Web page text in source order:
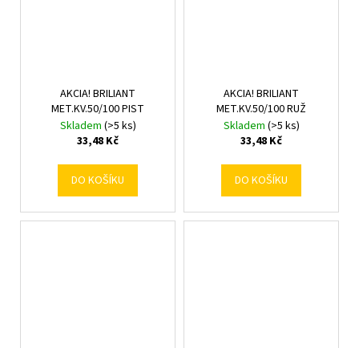
AKCIA! BRILIANT
MET.KV.50/100 PIST
Skladem (>5 ks)
33,48 Kč
DO KOŠÍKU
AKCIA! BRILIANT
MET.KV.50/100 RUŽ
Skladem (>5 ks)
33,48 Kč
DO KOŠÍKU